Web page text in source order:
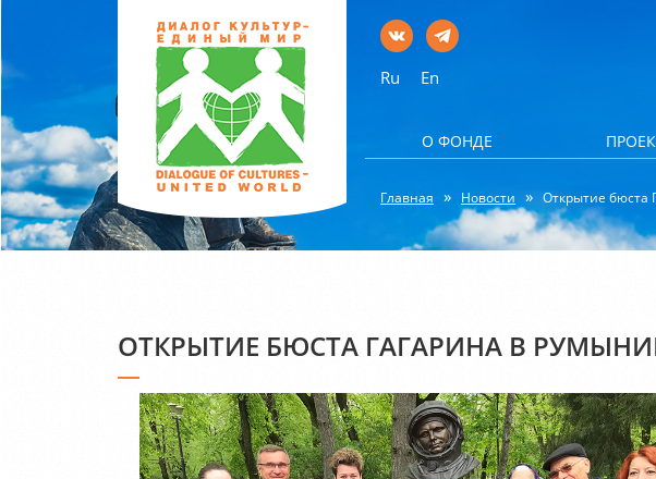
Ru En
О ФОНДЕ
Главная Новости Открытие бюста
ОТКРЫТИЕ БЮСТА ГАГАРИНА В